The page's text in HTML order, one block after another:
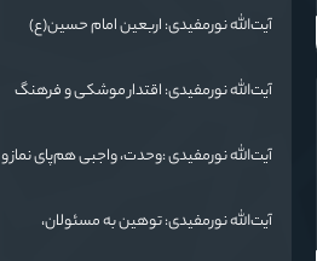
نمی‌شود
آیت‌الله نورمفیدی: اربعین امام حسین(ع)
اسلامی است/ تهمت به مسئولان حد شرعی
دارد
آیت‌الله نورمفیدی: اقتدار موشکی و فرهنگ
عاشورا تا ضرورت روایتگری جهانی
آیت‌الله نورمفیدی :وحدت، واجبی هم‌پای نماز و
آیت‌الله نورمفیدی: توهین به مسئولان،